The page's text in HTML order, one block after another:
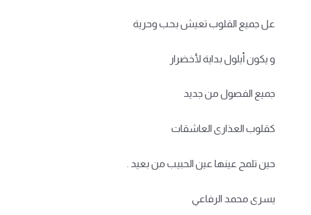
عل جميع القلوب تعيش بحب وحرية
و يكون أيلول بداية لأخضرار
جميع الفصول من جديد
كقلوب العذارى العاشقات
حين تلمح عينها عين الحبيب من بعيد .
يسرى محمد الرفاعي